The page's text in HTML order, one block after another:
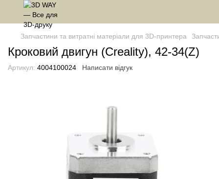
Запчастини та витратні матеріали для 3D-принтера
Кроковий двигун (Сreality), 42-34(Z)
Артикул: 4004100024 Написати відгук